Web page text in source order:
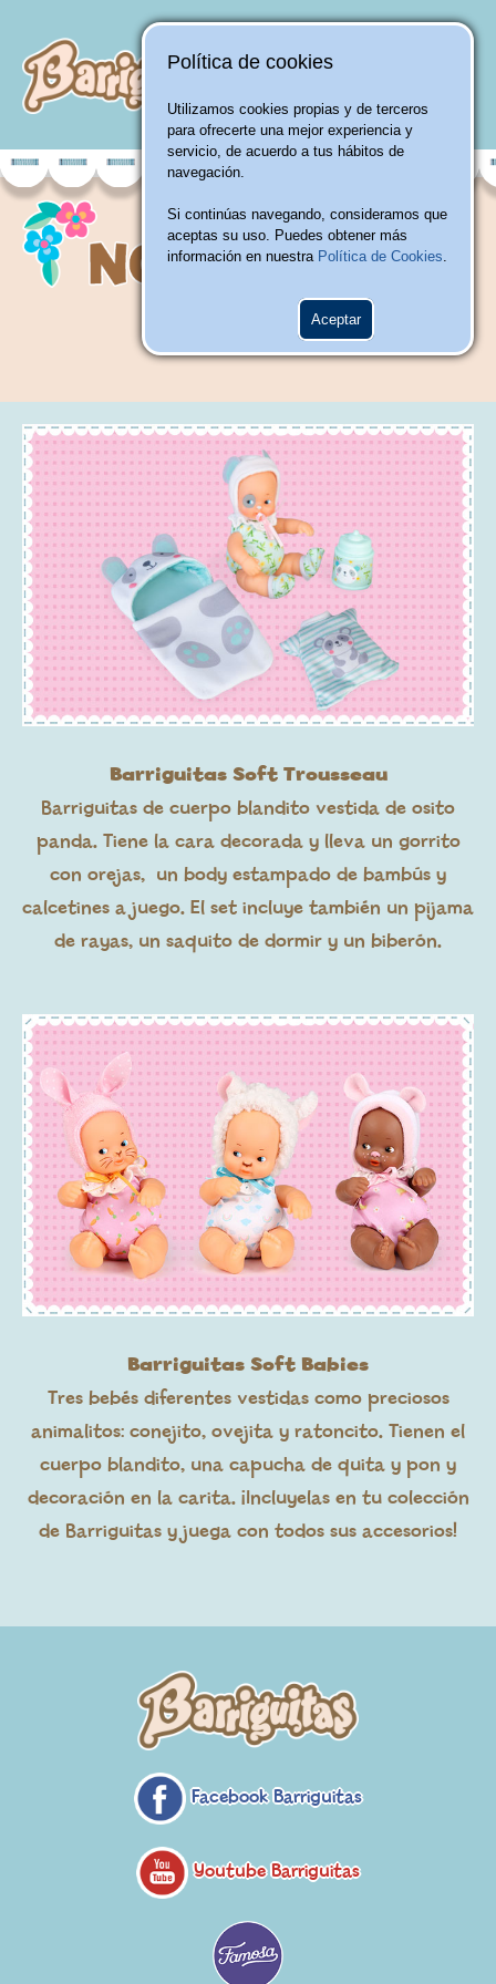
Política de cookies
Utilizamos cookies propias y de terceros
para ofrecerte una mejor experiencia y
servicio, de acuerdo a tus hábitos de
navegación.
Si continúas navegando, consideramos que
aceptas su uso. Puedes obtener más
información en nuestra Política de Cookies.
Aceptar
Barriguitas Soft Trousseau
Barriguitas de cuerpo blandito vestida de osito
panda. Tiene la cara decorada y lleva un gorrito
con orejas, un body estampado de bambús y
calcetines a juego. El set incluye también un pijama
de rayas, un saquito de dormir y un biberón.
Barriguitas Soft Babies
Tres bebés diferentes vestidas como preciosos
animalitos: conejito, ovejita y ratoncito. Tienen el
cuerpo blandito, una capucha de quita y pon y
decoración en la carita. ¡Incluyelas en tu colección
de Barriguitas y juega con todos sus accesorios!
Facebook Barriguitas
Youtube Barriguitas